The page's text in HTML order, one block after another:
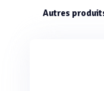
Autres produits